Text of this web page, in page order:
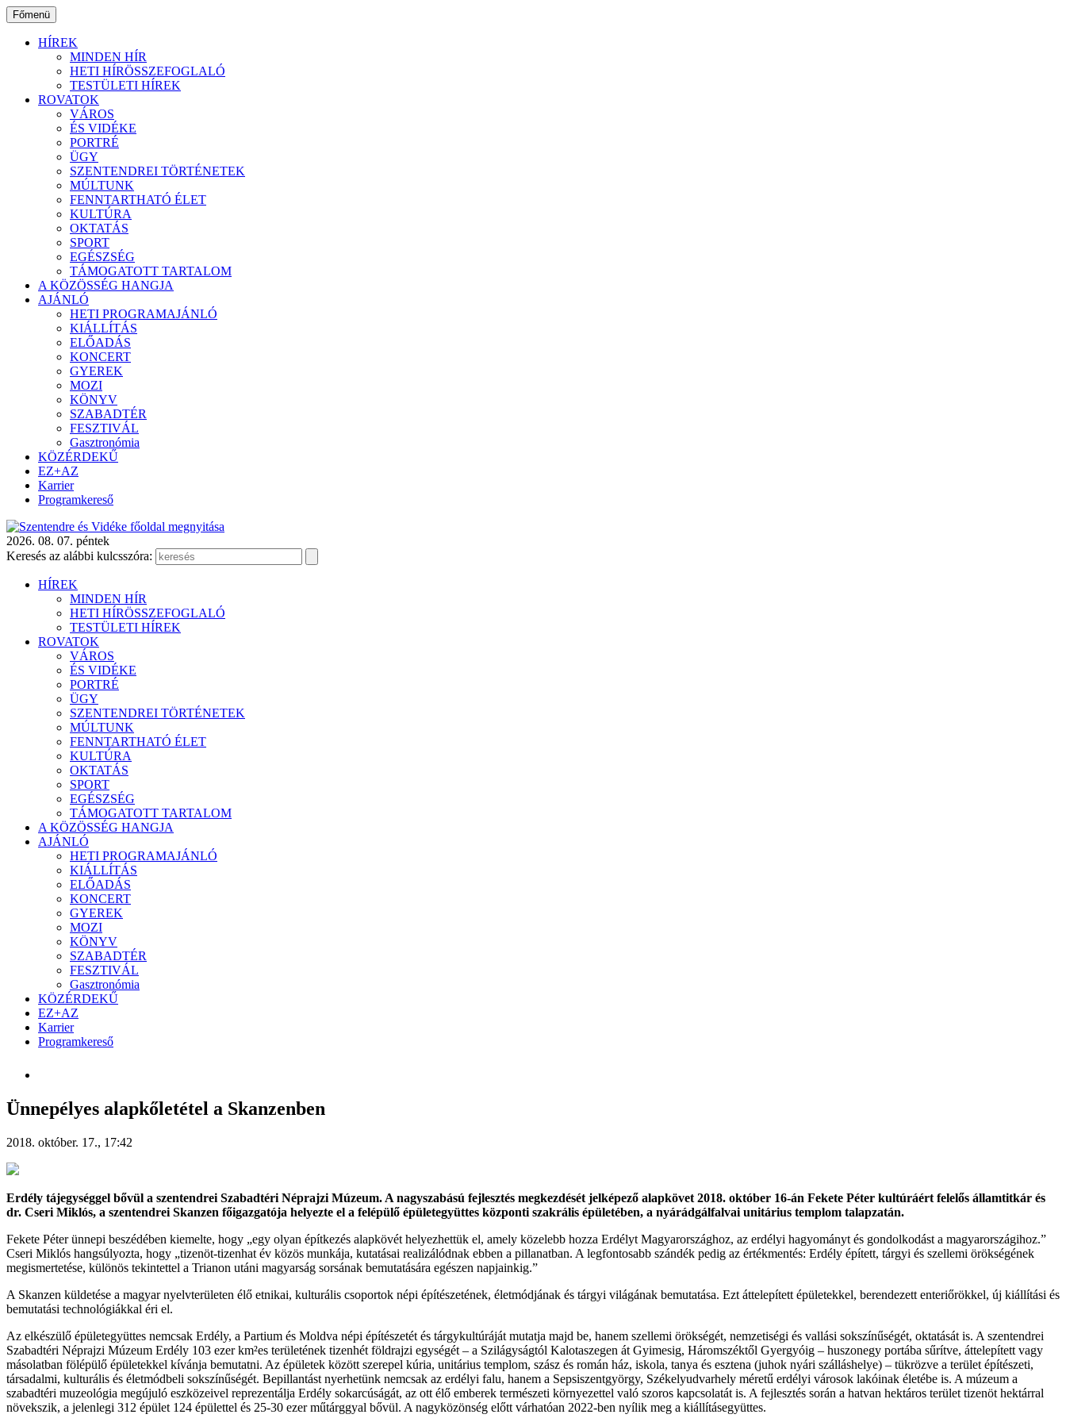
Ugrás
a
tartalomhoz
Főmenü
HÍREK
MINDEN HÍR
HETI HÍRÖSSZEFOGLALÓ
TESTÜLETI HÍREK
ROVATOK
VÁROS
ÉS VIDÉKE
PORTRÉ
ÜGY
SZENTENDREI TÖRTÉNETEK
MÚLTUNK
FENNTARTHATÓ ÉLET
KULTÚRA
OKTATÁS
SPORT
EGÉSZSÉG
TÁMOGATOTT TARTALOM
A KÖZÖSSÉG HANGJA
AJÁNLÓ
HETI PROGRAMAJÁNLÓ
KIÁLLÍTÁS
ELŐADÁS
KONCERT
GYEREK
MOZI
KÖNYV
SZABADTÉR
FESZTIVÁL
Gasztronómia
KÖZÉRDEKŰ
EZ+AZ
Karrier
Programkereső
2026. 08. 07. péntek
Keresés az alábbi kulcsszóra:
HÍREK
MINDEN HÍR
HETI HÍRÖSSZEFOGLALÓ
TESTÜLETI HÍREK
ROVATOK
VÁROS
ÉS VIDÉKE
PORTRÉ
ÜGY
SZENTENDREI TÖRTÉNETEK
MÚLTUNK
FENNTARTHATÓ ÉLET
KULTÚRA
OKTATÁS
SPORT
EGÉSZSÉG
TÁMOGATOTT TARTALOM
A KÖZÖSSÉG HANGJA
AJÁNLÓ
HETI PROGRAMAJÁNLÓ
KIÁLLÍTÁS
ELŐADÁS
KONCERT
GYEREK
MOZI
KÖNYV
SZABADTÉR
FESZTIVÁL
Gasztronómia
KÖZÉRDEKŰ
EZ+AZ
Karrier
Programkereső
Ünnepélyes alapkőletétel a Skanzenben
2018. október. 17., 17:42
Erdély tájegységgel bővül a szentendrei Szabadtéri Néprajzi Múzeum. A nagyszabású fejlesztés megkezdését jelképező alapkövet 2018. október 16-án Fekete Péter kultúráért felelős államtitkár és
dr. Cseri Miklós, a szentendrei Skanzen főigazgatója helyezte el a felépülő épületegyüttes központi szakrális épületében, a nyárádgálfalvai unitárius templom talapzatán.
Fekete Péter ünnepi beszédében kiemelte, hogy „egy olyan építkezés alapkövét helyezhettük el, amely közelebb hozza Erdélyt Magyarországhoz, az erdélyi hagyományt és gondolkodást a magyarországihoz.”
Cseri Miklós hangsúlyozta, hogy „tizenöt-tizenhat év közös munkája, kutatásai realizálódnak ebben a pillanatban. A legfontosabb szándék pedig az értékmentés: Erdély épített, tárgyi és szellemi örökségének
megismertetése, különös tekintettel a Trianon utáni magyarság sorsának bemutatására egészen napjainkig.”
A Skanzen küldetése a magyar nyelvterületen élő etnikai, kulturális csoportok népi építészetének, életmódjának és tárgyi világának bemutatása. Ezt áttelepített épületekkel, berendezett enteriőrökkel, új kiállítási és
bemutatási technológiákkal éri el.
Az elkészülő épületegyüttes nemcsak Erdély, a Partium és Moldva népi építészetét és tárgykultúráját mutatja majd be, hanem szellemi örökségét, nemzetiségi és vallási sokszínűségét, oktatását is. A szentendrei
Szabadtéri Néprajzi Múzeum Erdély 103 ezer km²es területének tizenhét földrajzi egységét – a Szilágyságtól Kalotaszegen át Gyimesig, Háromszéktől Gyergyóig – huszonegy portába sűrítve, áttelepített vagy
másolatban fölépülő épületekkel kívánja bemutatni. Az épületek között szerepel kúria, unitárius templom, szász és román ház, iskola, tanya és esztena (juhok nyári szálláshelye) – tükrözve a terület építészeti,
társadalmi, kulturális és életmódbeli sokszínűségét. Bepillantást nyerhetünk nemcsak az erdélyi falu, hanem a Sepsiszentgyörgy, Székelyudvarhely méretű erdélyi városok lakóinak életébe is. A múzeum a
szabadtéri muzeológia megújuló eszközeivel reprezentálja Erdély sokarcúságát, az ott élő emberek természeti környezettel való szoros kapcsolatát is. A fejlesztés során a hatvan hektáros terület tizenöt hektárral
növekszik, a jelenlegi 312 épület 124 épülettel és 25-30 ezer műtárggyal bővül. A nagyközönség előtt várhatóan 2022-ben nyílik meg a kiállításegyüttes.